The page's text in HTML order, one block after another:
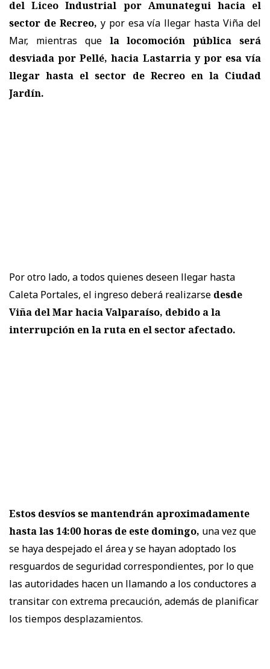
del Liceo Industrial por Amunategui hacia el
sector de Recreo, y por esa vía llegar hasta Viña del
Mar, mientras quela locomoción pública será
desviada por Pellé, hacia Lastarria y por esa vía
llegar hasta el sector de Recreo en la Ciudad
Jardín.
Por otro lado, a todos quienes deseen llegar hasta
Caleta Portales, el ingreso deberá realizarse desde
Viña del Mar hacia Valparaíso, debido a la
interrupción en la ruta en el sector afectado.
Estos desvíos se mantendrán aproximadamente
hasta las 14:00 horas de este domingo, una vez que
se haya despejado el área y se hayan adoptado los
resguardos de seguridad correspondientes, por lo que
las autoridades hacen un llamando a los conductores a
transitar con extrema precaución, además de planificar
los tiempos desplazamientos.